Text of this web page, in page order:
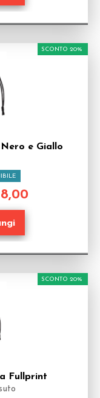
e Giallo
SCONTO 20%
8,00
Fullprint
SCONTO 20%